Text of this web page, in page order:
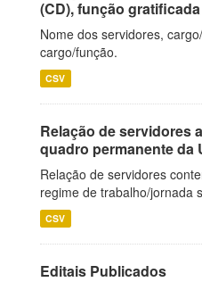
(CD), função
Nome dos servidores,
cargo/função.
CSV
Relação de servidores
quadro permanente da
Relação de servidores
regime de trabalho/jornada
CSV
Editais Publicados